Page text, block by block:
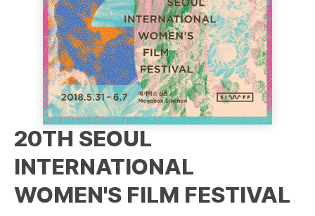
20TH SEOUL
INTERNATIONAL
WOMEN'S FILM FESTIVAL